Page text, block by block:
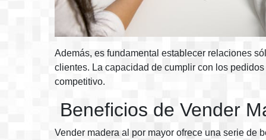
Además, es fundamental establecer relaciones
clientes. La capacidad de cumplir con los
competitivo.
Beneficios de Vender
Vender madera al por mayor ofrece una serie de